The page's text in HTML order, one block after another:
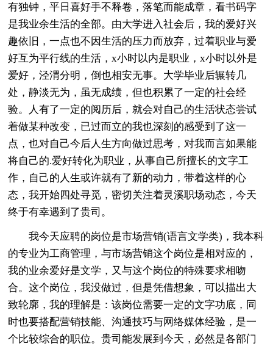
有独钟，平日喜好手不释卷，落笔而能成章，看书码字
是我业余生活的全部。由大学进入社会后，我的爱好兴
趣依旧，一点也不因生活的压力而放弃，过着职业与爱
好互为平行线的生活，x小时以内是职业，x小时以外是
爱好，泾渭分明，倒也相安无事。大学毕业后辗转几
处，静淡无为，虽无成绩，但也积累了一定的社会经
验。人有了一定的阅历后，就会对自己的生活状态尝试
着做某种改变，已过而立的我也深刻的感受到了这一
点，也对自己今后人生方向做过思考，对我而言如果能
将自己的.爱好转化为职业，从事自己所擅长的文字工
作，自己的人生或许就有了新的动力，带着这样的心
态，我开始四处寻觅，密切关注着灵溪职场动态，今天
终于有幸遇到了贵司。
我今天应聘的岗位是市场营销(语言文学类)，我本科
的专业为工商管理，与市场营销这个岗位是相对应的，
我的业余爱好是文学，又与这个岗位的特殊要求相吻
合。这个岗位，我没做过，但是凭借想象，可以描出大
致轮廓，我的理解是：该岗位需要一定的文字功底，同
时也要搭配营销技能、沟通技巧与网络媒体经验，是一
个比较综合的职位。贵司能发展到今天，必然是各部门